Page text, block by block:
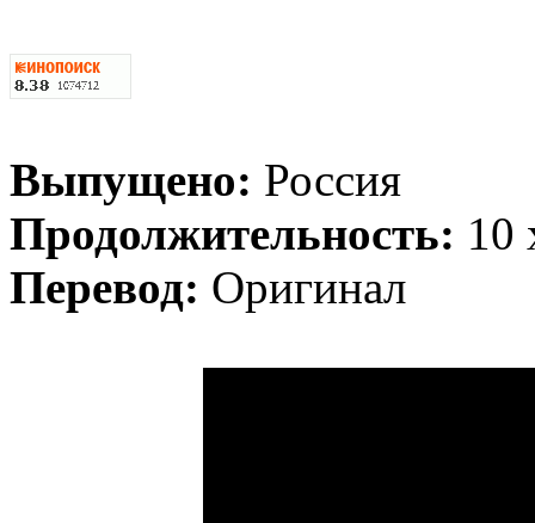
Выпущено: Россия
Продолжительность: 10
Перевод: Оригинал